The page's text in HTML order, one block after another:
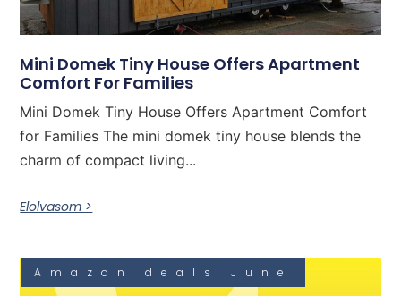
Mini Domek Tiny House Offers Apartment
Comfort For Families
Mini Domek Tiny House Offers Apartment Comfort
for Families The mini domek tiny house blends the
charm of compact living...
Elolvasom >
Amazon deals June